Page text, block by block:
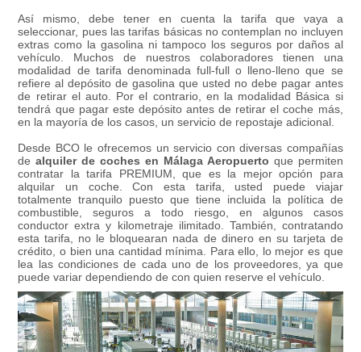
Así mismo, debe tener en cuenta la tarifa que vaya a
seleccionar, pues las tarifas básicas no contemplan no incluyen
extras como la gasolina ni tampoco los seguros por daños al
vehículo. Muchos de nuestros colaboradores tienen una
modalidad de tarifa denominada full-full o lleno-lleno que se
refiere al depósito de gasolina que usted no debe pagar antes
de retirar el auto. Por el contrario, en la modalidad Básica si
tendrá que pagar este depósito antes de retirar el coche más,
en la mayoría de los casos, un servicio de repostaje adicional.
Desde BCO le ofrecemos un servicio con diversas compañías
dealquiler de coches en Málaga Aeropuerto que permiten
contratar la tarifa PREMIUM, que es la mejor opción para
alquilar un coche. Con esta tarifa, usted puede viajar
totalmente tranquilo puesto que tiene incluida la política de
combustible, seguros a todo riesgo, en algunos casos
conductor extra y kilometraje ilimitado. También, contratando
esta tarifa, no le bloquearan nada de dinero en su tarjeta de
crédito, o bien una cantidad mínima. Para ello, lo mejor es que
lea las condiciones de cada uno de los proveedores, ya que
puede variar dependiendo de con quien reserve el vehículo.